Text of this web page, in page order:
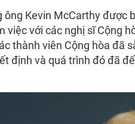
ông Kevin McCarthy được
việc với các nghị sĩ Cộng
thành viên Cộng hòa đã
định và quá trình đó đã